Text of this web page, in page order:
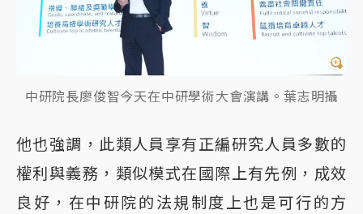
中研院長廖俊智今天在中研學術大會演講。葉志明攝
他也強調，此類人員享有正編研究人員多數的
權利與義務，類似模式在國際上有先例，成效
良好，在中研院的法規制度上也是可行的方